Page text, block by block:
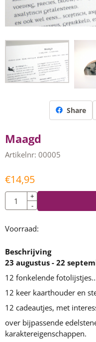
Share
Maagd
Artikelnr: 00005
€14,95
Aantal
+
-
Voorraad:
Beschrijving
23 augustus - 22
12 fonkelende
12 keer kaarthouder en
12 cadeautjes, met
over bijpassende
karaktereigenschappen.